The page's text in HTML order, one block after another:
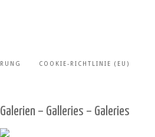
COOKIE-RICHTLINIE (EU)
Galerien – Galleries – Galeries